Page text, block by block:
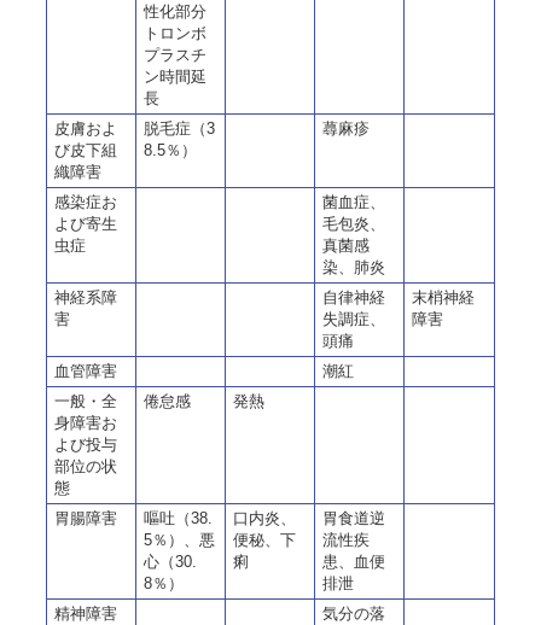
性化部分
トロンボ
プラスチ
ン時間延
長
皮膚およ
び皮下組
織障害
脱毛症（3
8.5％）
蕁麻疹
感染症お
よび寄生
虫症
菌血症、
毛包炎、
真菌感
染、肺炎
神経系障
害
自律神経
失調症、
頭痛
末梢神経
障害
血管障害
潮紅
一般・全
身障害お
よび投与
部位の状
態
倦怠感 発熱
胃腸障害
嘔吐（38.
5％）、悪
心（30.
8％）
口内炎、
便秘、下
痢
胃食道逆
流性疾
患、血便
排泄
精神障害
気分の落